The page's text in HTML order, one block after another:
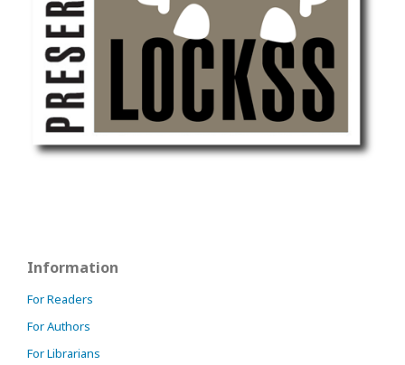
Information
For Readers
For Authors
For Librarians